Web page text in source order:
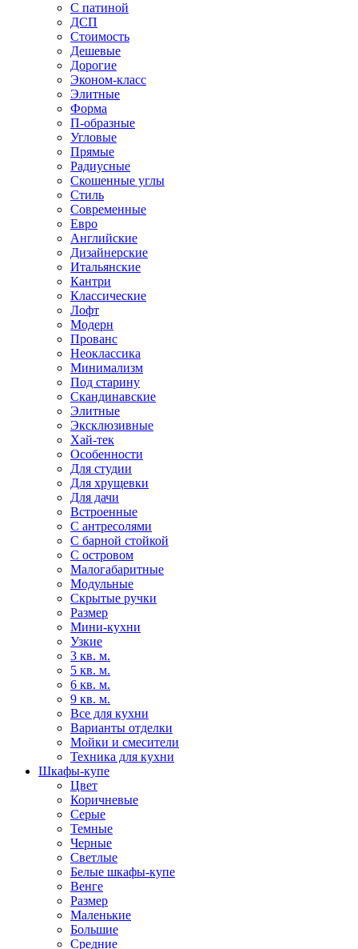
С патиной
ДСП
Стоимость
Дешевые
Дорогие
Эконом-класс
Элитные
Форма
П-образные
Угловые
Прямые
Радиусные
Скошенные углы
Стиль
Современные
Евро
Английские
Дизайнерские
Итальянские
Кантри
Классические
Лофт
Модерн
Прованс
Неоклассика
Минимализм
Под старину
Скандинавские
Элитные
Эксклюзивные
Хай-тек
Особенности
Для студии
Для хрущевки
Для дачи
Встроенные
С антресолями
С барной стойкой
С островом
Малогабаритные
Модульные
Скрытые ручки
Размер
Мини-кухни
Узкие
3 кв. м.
5 кв. м.
6 кв. м.
9 кв. м.
Все для кухни
Варианты отделки
Мойки и смесители
Техника для кухни
Шкафы-купе
Цвет
Коричневые
Серые
Темные
Черные
Светлые
Белые шкафы-купе
Венге
Размер
Маленькие
Большие
Средние